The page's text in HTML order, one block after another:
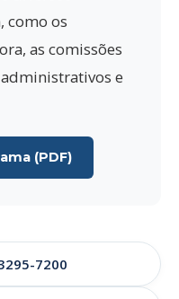
como os
as comissões
e
(PDF)
7200